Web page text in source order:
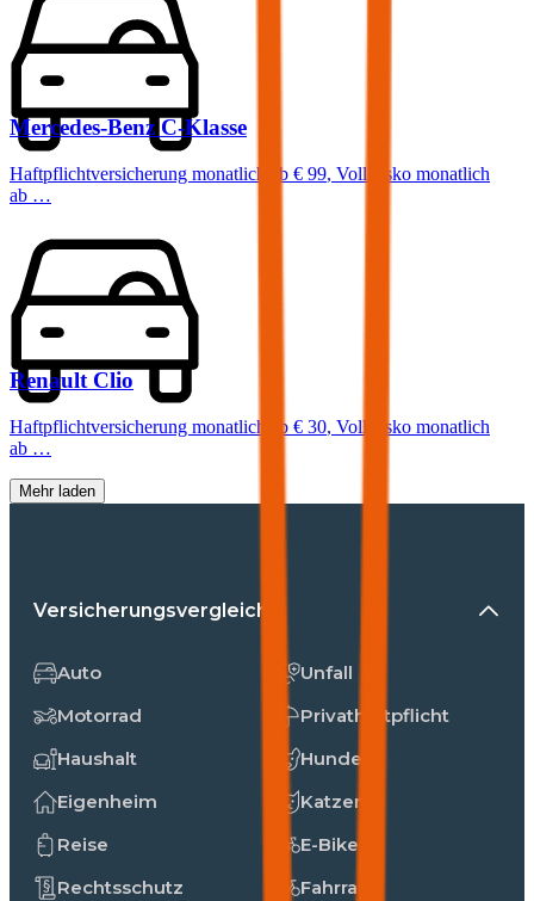
Mercedes-Benz C-Klasse
Haftpflichtversicherung monatlich ab € 99, Vollkasko monatlich
ab …
Renault Clio
Haftpflichtversicherung monatlich ab € 30, Vollkasko monatlich
ab …
Mehr laden
Versicherungsvergleiche
Auto
Motorrad
Haushalt
Eigenheim
Reise
Rechtsschutz
Unfall
Privathaftpflicht
Hunde
Katzen
E-Bike
Fahrrad